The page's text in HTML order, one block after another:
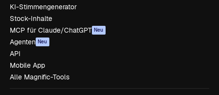
KI-Stimmengenerator
Stock-Inhalte
MCP für Claude/ChatGPT Neu
Agenten Neu
API
Mobile App
Alle Magnific-Tools